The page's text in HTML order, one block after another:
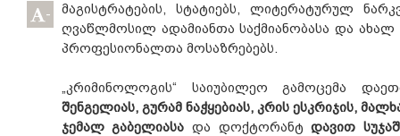
-
მაგისტრატების, სტატიებს, ლიტერატურულ
ღვაწლმოსილ ადამიანთა საქმიანობასა და ახალ
პროფესიონალთა მოსაზრებებს.
„კრიმინოლოგის“ საიუბილეო გამოცემა
შენგელიას, გურამ ნაჭყებიას, კრის ესკრიჯის,
ჯემალ გაბელიასა და დოქტორანტდავით